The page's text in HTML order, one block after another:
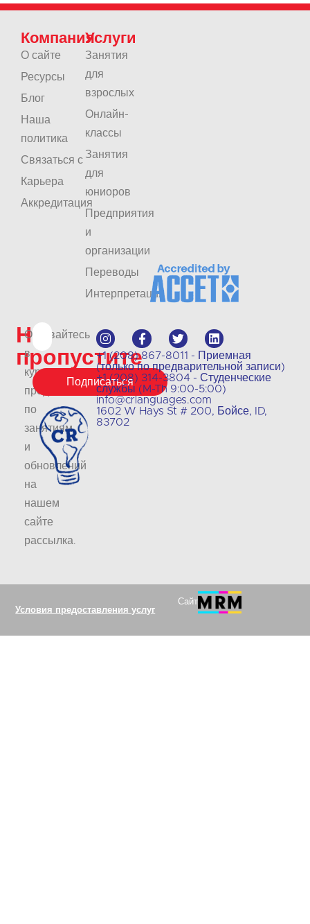
Не
пропустите
Оставайтесь
в
курсе
предложений
по
занятиям
и
обновлений
на
нашем
сайте
рассылка.
Подписаться
+1 (208) 867-8011 - Приемная
(только по предварительной записи)
+1 (208) 314-3804 - Студенческие
службы (M-Th 9:00-5:00)
info@crlanguages.com
1602 W Hays St # 200, Бойсе, ID,
83702
Компания
О сайте
Ресурсы
Блог
Наша
политика
Связаться с
Карьера
Аккредитация
Услуги
Занятия
для
взрослых
Онлайн-
классы
Занятия
для
юниоров
Предприятия
и
организации
Переводы
Интерпретация
Условия предоставления услуг
Сайт